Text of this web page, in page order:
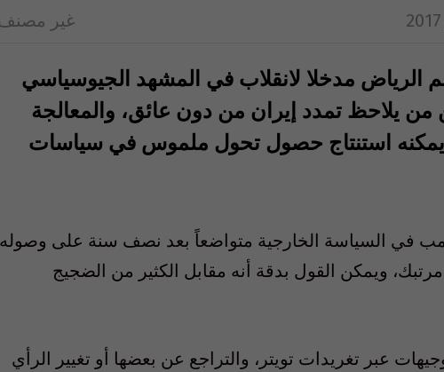
غير
مدخلا لانقلاب في المشهد الجيوسياسي
يلاحظ تمدد إيران من دون عائق، والمعالجة
لا يمكنه استنتاج حصول تحول ملموس في سياسات
في السياسة الخارجية متواضعاً بعد نصف سنة على وصوله
ويمكن القول بدقة أنه مقابل الكثير من الضجيج
عبر تغريدات تويتر، والتراجع عن بعضها أو تغيير الرأي